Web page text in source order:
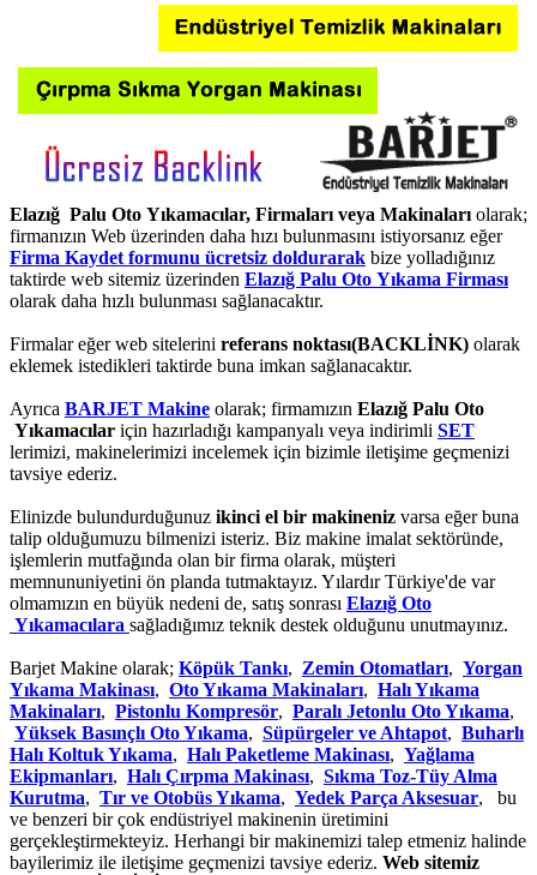
Elazığ Palu Oto Yıkamacılar, Firmaları veya Makinalarıolarak;
firmanızın Web üzerinden daha hızı bulunmasını istiyorsanız eğer
Firma Kaydet formunu ücretsiz doldurarak bize yolladığınız
taktirde web sitemiz üzerinden Elazığ Palu Oto Yıkama Firması
olarak daha hızlı bulunması sağlanacaktır.
Firmalar eğer web sitelerini referans noktası(BACKLİNK) olarak
eklemek istedikleri taktirde buna imkan sağlanacaktır.
Ayrıca BARJET Makine olarak; firmamızın Elazığ Palu Oto
Yıkamacılar için hazırladığı kampanyalı veya indirimli SET
lerimizi, makinelerimizi incelemek için bizimle iletişime geçmenizi
tavsiye ederiz.
Elinizde bulundurduğunuz ikinci el bir makineniz varsa eğer buna
talip olduğumuzu bilmenizi isteriz. Biz makine imalat sektöründe,
işlemlerin mutfağında olan bir firma olarak, müşteri
memnununiyetini ön planda tutmaktayız. Yılardır Türkiye'de var
olmamızın en büyük nedeni de, satış sonrası Elazığ Oto
Yıkamacılara sağladığımız teknik destek olduğunu unutmayınız.
Barjet Makine olarak; Köpük Tankı, Zemin Otomatları, Yorgan
Yıkama Makinası, Oto Yıkama Makinaları, Halı Yıkama
Makinaları, Pistonlu Kompresör, Paralı Jetonlu Oto Yıkama,
Yüksek Basınçlı Oto Yıkama, Süpürgeler ve Ahtapot, Buharlı
Halı Koltuk Yıkama, Halı Paketleme Makinası, Yağlama
Ekipmanları, Halı Çırpma Makinası, Sıkma Toz-Tüy Alma
Kurutma, Tır ve Otobüs Yıkama, Yedek Parça Aksesuar, bu
ve benzeri bir çok endüstriyel makinenin üretimini
gerçekleştirmekteyiz. Herhangi bir makinemizi talep etmeniz halinde
bayilerimiz ile iletişime geçmenizi tavsiye ederiz. Web sitemiz